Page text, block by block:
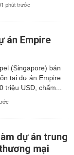
phút trước
án Empire
(Singapore) bán
tại dự án Empire
triệu USD, chấm...
dự án trung
mại